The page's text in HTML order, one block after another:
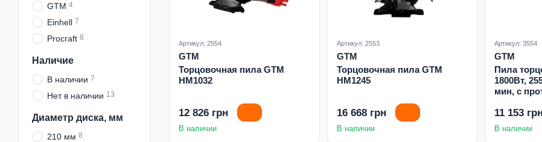
Артикул: 2554
GTM
Торцовочная пила GTM
HM1032
12 826 грн
В наличии
Артикул: 2553
GTM
Торцовочная пила GTM
HM1245
16 668 грн
В наличии
Артикул: 3554
GTM
Пила
1800Вт,
мин, с
линии
11 153 грн
В наличии
GTM 4
Einhell 7
Procraft 8
Наличие
В наличии 7
Нет в наличии 13
Диаметр диска, мм
210 мм 8